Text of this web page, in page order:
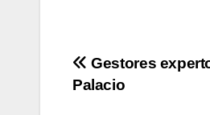
Gestores
Palacio